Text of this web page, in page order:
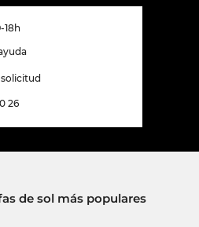
18h
26
de sol más populares